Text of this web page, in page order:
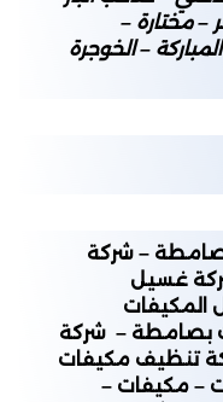
– مختارة –
– الخوجرة
– شركة
غسيل
بصامطة – شركة
تنظيف مكيفات
– مكيفات –